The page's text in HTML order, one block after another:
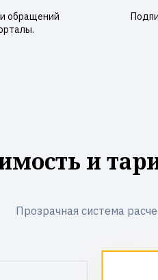
обращений
и
Прозрачная система